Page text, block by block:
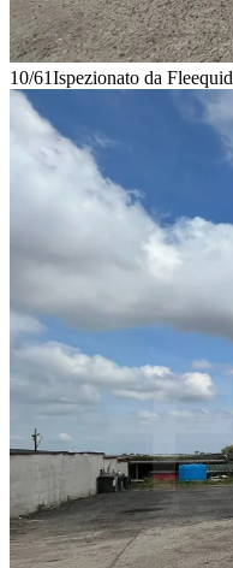
10/61Ispezionato da Fleequid